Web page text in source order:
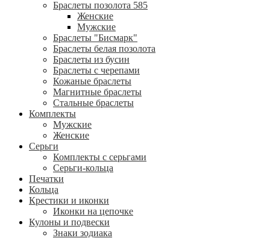
Браслеты позолота 585
Женские
Мужские
Браслеты "Бисмарк"
Браслеты белая позолота
Браслеты из бусин
Браслеты с черепами
Кожаные браслеты
Магнитные браслеты
Стальные браслеты
Комплекты
Мужские
Женские
Серьги
Комплекты с серьгами
Серьги-кольца
Печатки
Кольца
Крестики и иконки
Иконки на цепочке
Кулоны и подвески
Знаки зодиака